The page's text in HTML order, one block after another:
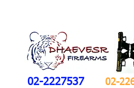
02-
02-2227537